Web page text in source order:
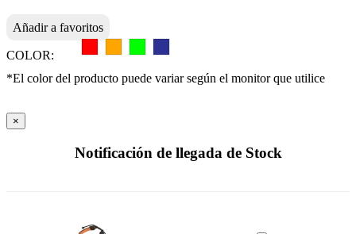
Añadir a favoritos
COLOR:
*El color del producto puede variar según el monitor que utilice
×
Notificación de llegada de Stock